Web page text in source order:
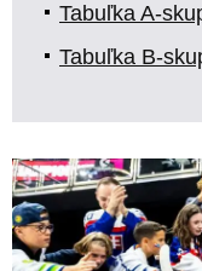
Tabuľka A-
Tabuľka B-